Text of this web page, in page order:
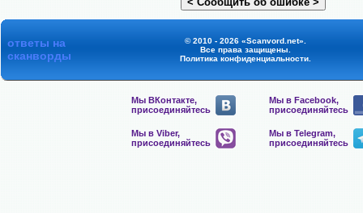
ответы на
сканворды
© 2010 - 2026 «Scanvord.net».
Все права защищены.
Политика конфиденциальности.
Мы ВКонтакте,
присоединяйтесь
Мы в Facebook,
присоединяйтесь
Мы в Viber,
присоединяйтесь
Мы в Telegram,
присоединяйтесь